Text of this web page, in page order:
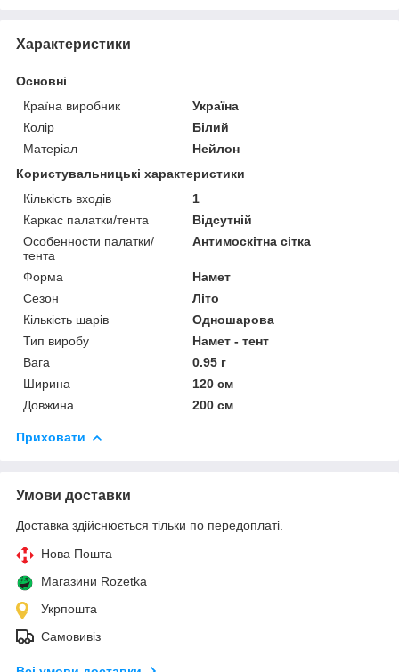
Характеристики
Основні
Країна виробник
Україна
Колір
Білий
Матеріал
Нейлон
Користувальницькі характеристики
Кількість входів
1
Каркас палатки/тента
Відсутній
Особенности палатки/
тента
Антимоскітна сітка
Форма
Намет
Сезон
Літо
Кількість шарів
Одношарова
Тип виробу
Намет - тент
Вага
0.95 г
Ширина
120 см
Довжина
200 см
Приховати
Умови доставки
Доставка здійснюється тільки по передоплаті.
Нова Пошта
Магазини Rozetka
Укрпошта
Самовивіз